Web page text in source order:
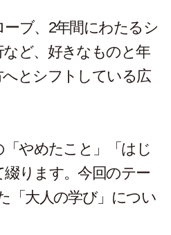
ブ、2年間にわたるシ
ど、好きなものと年
とシフトしている広
やめたこと」「はじ
ります。今回のテー
「大人の学び」につい